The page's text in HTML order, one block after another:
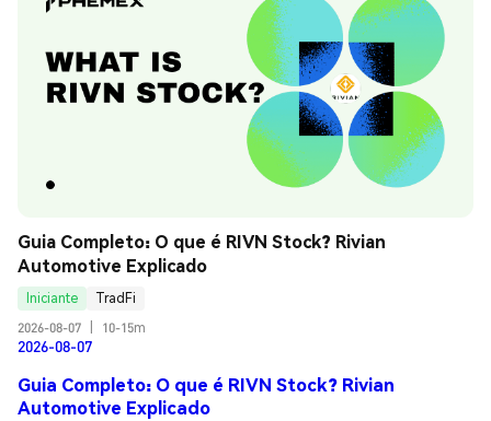
Guia Completo: O que é RIVN Stock? Rivian
Automotive Explicado
Iniciante
TradFi
2026-08-07
10-15m
2026-08-07
Guia Completo: O que é RIVN Stock? Rivian
Automotive Explicado